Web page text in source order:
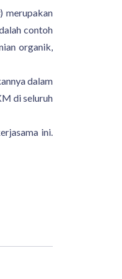
) merupakan
contoh
organik,
dalam
di seluruh
ini.